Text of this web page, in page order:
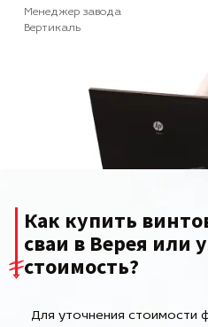
Менеджер завода
Вертикаль
Как купить
сваи в Верея или
стоимость?
Для уточнения стоимости